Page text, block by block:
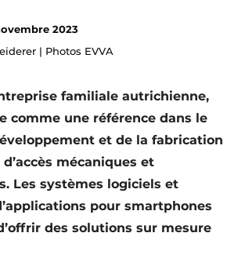
bois
2023
| Photos EVVA
familiale autrichienne,
comme une référence dans le
et de la fabrication
mécaniques et
Les systèmes logiciels et
pour smartphones
des solutions sur mesure